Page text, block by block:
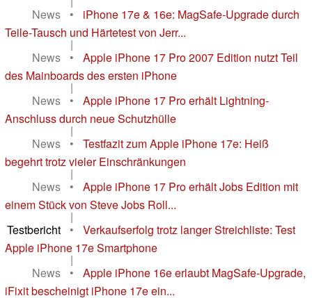
News
•
iPhone 17e & 16e: MagSafe-Upgrade durch
Teile-Tausch und Härtetest von Jerr...
|
News
•
Apple iPhone 17 Pro 2007 Edition nutzt Teil
des Mainboards des ersten iPhone
|
News
•
Apple iPhone 17 Pro erhält Lightning-
Anschluss durch neue Schutzhülle
|
News
•
Testfazit zum Apple iPhone 17e: Heiß
begehrt trotz vieler Einschränkungen
|
News
•
Apple iPhone 17 Pro erhält Jobs Edition mit
einem Stück von Steve Jobs Roll...
|
Testbericht
•
Verkaufserfolg trotz langer Streichliste: Test
Apple iPhone 17e Smartphone
|
News
•
Apple iPhone 16e erlaubt MagSafe-Upgrade,
iFixit bescheinigt iPhone 17e ein...